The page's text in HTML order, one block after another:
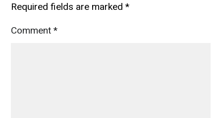
Required fields are marked*
Comment*